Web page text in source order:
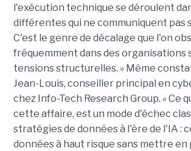
l'exécution technique se déroulent
différentes qui ne communiquent pas
C'est le genre de décalage que l'on
fréquemment dans des organisations
tensions structurelles. » Même
Jean-Louis, conseiller principal en
chez Info-Tech Research Group. « Ce
cette affaire, est un mode d'échec
stratégies de données à l'ère de l'IA :
données à haut risque sans mettre en